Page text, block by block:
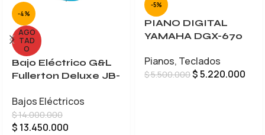
-4%
AGO
TAD
O
Bajo Eléctrico G&L
Fullerton Deluxe JB-
Bajos Eléctricos
$14.000.000
$ 13.450.000
-5%
PIANO DIGITAL
YAMAHA DGX-670
Pianos, Teclados
$5.500.000$5.220.000